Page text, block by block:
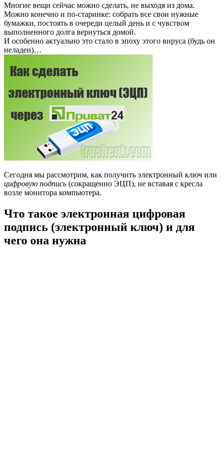
Многие вещи сейчас можно сделать, не выходя из дома.
Можно конечно и по-старинке: собрать все свои нужные
бумажки, постоять в очереди целый день и с чувством
выполненного долга вернуться домой.
И особенно актуально это стало в эпоху этого вируса (будь он
неладен)…
Сегодня мы рассмотрим, как получить электронный ключ или
цифровую подпись (сокращенно ЭЦП), не вставая с кресла
возле монитора компьютера.
Что такое электронная цифровая
подпись (электронный ключ) и для
чего она нужна